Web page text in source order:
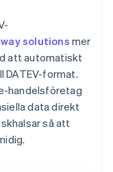
solutionsmer
att automatiskt
DATEV-format.
handelsföretag
data direkt
så att